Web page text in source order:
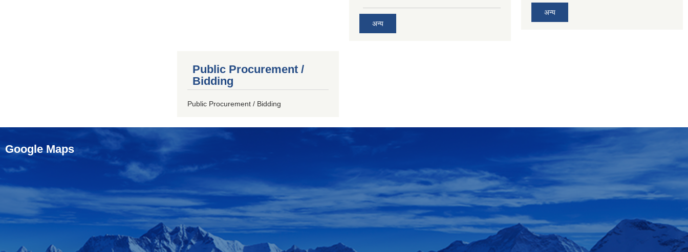
अन्य
अन्य
Public Procurement /
Bidding
Public Procurement / Bidding
Google Maps